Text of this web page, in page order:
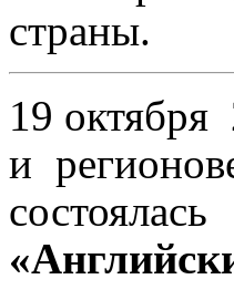
страны.
19 октября
и